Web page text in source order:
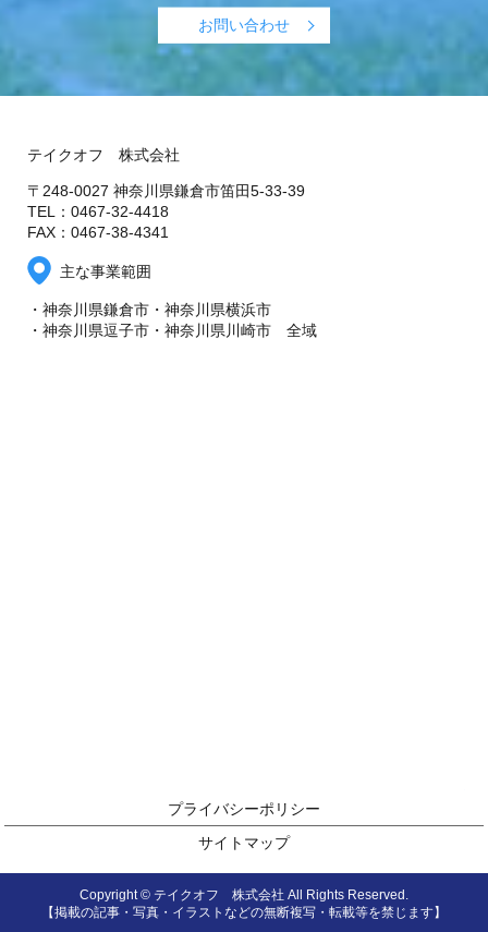
お問い合わせ
テイクオフ 株式会社
〒248-0027 神奈川県鎌倉市笛田5-33-39
TEL：0467-32-4418
FAX：0467-38-4341
主な事業範囲
・神奈川県鎌倉市・神奈川県横浜市
・神奈川県逗子市・神奈川県川崎市 全域
プライバシーポリシー
サイトマップ
Copyright © テイクオフ 株式会社 All Rights Reserved.
【掲載の記事・写真・イラストなどの無断複写・転載等を禁じます】